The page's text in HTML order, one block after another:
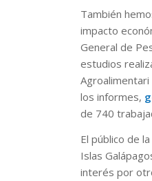
También
impacto
General de
estudios
los informes,
de 740
El público de
Islas
interés por